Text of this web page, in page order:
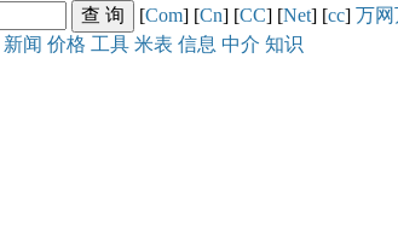
[Com] [Cn] [CC] [Net] [cc] 万网
新闻 价格 工具 米表 信息 中介 知识